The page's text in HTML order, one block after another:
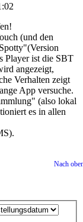
(und den
Player ist die SBT
angezeigt,
Verhalten zeigt
App versuche.
(also lokal
es in allen
Nach